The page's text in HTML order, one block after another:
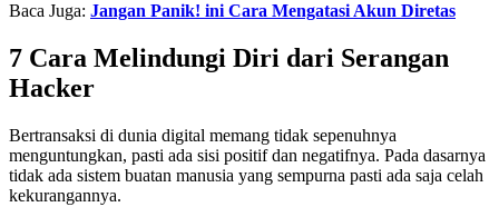
Baca Juga: Jangan Panik! ini Cara Mengatasi Akun Diretas
7 Cara Melindungi Diri dari Serangan
Hacker
Bertransaksi di dunia digital memang tidak sepenuhnya
menguntungkan, pasti ada sisi positif dan negatifnya. Pada dasarnya
tidak ada sistem buatan manusia yang sempurna pasti ada saja celah
kekurangannya.